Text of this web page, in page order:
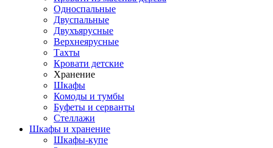
Односпальные
Двуспальные
Двухъярусные
Верхнеярусные
Тахты
Кровати детские
Хранение
Шкафы
Комоды и тумбы
Буфеты и серванты
Стеллажи
Шкафы и хранение
Шкафы-купе